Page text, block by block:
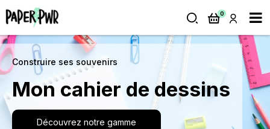
0
Construire ses souvenirs
Mon cahier de dessins
Découvrez notre gamme